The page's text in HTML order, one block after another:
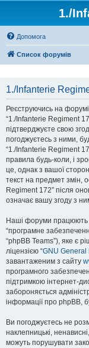
1./
Допомога
Список форумів
1./Infanterie
Реєструючись на
“1./Infanterie Regiment
підтверджуєте свою
погоджуєтесь з ними,
“1./Infanterie Regiment
правила будь-коли, і
це, однак з вашої
текст на предмет змін,
Regiment 172” після
означає вашу згоду з
Наші форуми працюють
“програмне
“phpBB Teams”), яке є
ліцензією “GNU General
завантаженим з сайту
програмного
підтримкою інтернет-
забороняється
інформації про phpBB,
Ви погоджуєтесь не
наклепницькі,
можуть порушувати